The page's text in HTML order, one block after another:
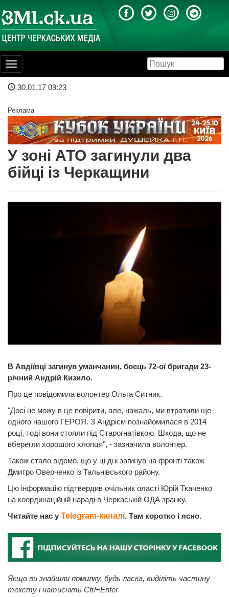
Toggle
navigation
30.01.17 09:23
Реклама
У зоні АТО загинули два
бійці із Черкащини
В Авдіївці загинув уманчанин, боєць 72-ої бригади 23-
річний Андрій Кизило.
Про це повідомила волонтер Ольга Ситник.
"Досі не можу в це повірити, але, нажаль, ми втратили ще
одного нашого ГЕРОЯ. З Андрієм познайомилася в 2014
році, тоді вони стояли під Старогнатівкою. Шкода, що не
вберегли хорошого хлопця", - зазначила волонтер.
Також стало відомо, що у ці дні загинув на фронті також
Дмитро Оверченко із Тальнівського району.
Цю інформацію підтвердив очільник оласті Юрій Ткаченко
на координаційній нараді в Черкаській ОДА зранку.
Читайте нас у Telegram-каналі. Там коротко і ясно.
Якщо ви знайшли помилку, будь ласка, виділіть частину
тексту і натисніть Ctrl+Enter